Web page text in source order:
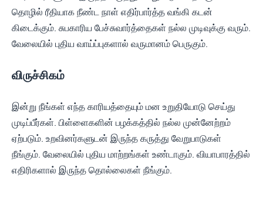
தொழில் ரீதியாக நீண்ட நாள் எதிர்பார்த்த வங்கி கடன்
கிடைக்கும். சுபகாரிய பேச்சுவார்த்தைகள் நல்ல முடிவுக்கு வரும்.
வேலையில் புதிய வாய்ப்புகளால் வருமானம் பெருகும்.
விருச்சிகம்
இன்று நீங்கள் எந்த காரியத்தையும் மன உறுதியோடு செய்து
முடிப்பீர்கள். பிள்ளைகளின் பழக்கத்தில் நல்ல முன்னேற்றம்
ஏற்படும். உறவினர்களுடன் இருந்த கருத்து வேறுபாடுகள்
நீங்கும். வேலையில் புதிய மாற்றங்கள் உண்டாகும். வியாபாரத்தில்
எதிரிகளால் இருந்த தொல்லைகள் நீங்கும்.